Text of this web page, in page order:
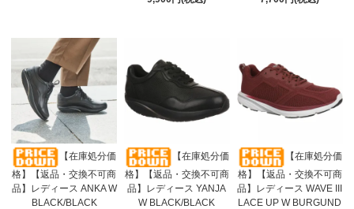
【在庫処分価
格】【返品・交換不可商
品】レディース ANKA W
BLACK/BLACK
【在庫処分価
格】【返品・交換不可商
品】レディース YANJA
W BLACK/BLACK
【在庫処分価
格】【返品・交換不可商
品】レディース WAVE III
LACE UP W BURGUND